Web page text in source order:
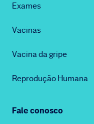
Exames
Vacinas
Vacina da gripe
Reprodução Humana
Fale conosco